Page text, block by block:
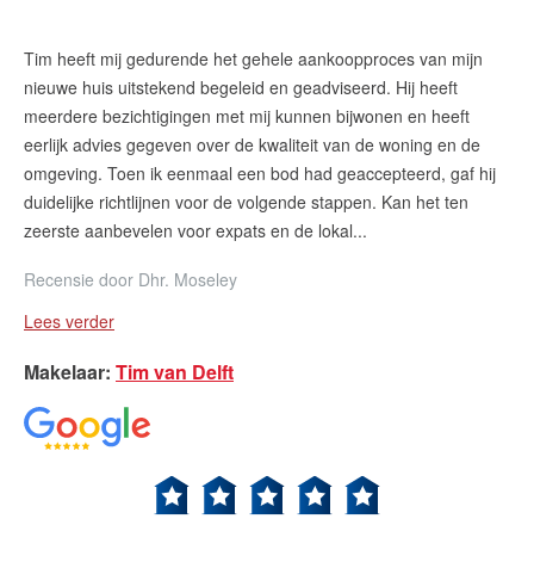
Tim heeft mij gedurende het gehele aankoopproces van mijn
nieuwe huis uitstekend begeleid en geadviseerd. Hij heeft
meerdere bezichtigingen met mij kunnen bijwonen en heeft
eerlijk advies gegeven over de kwaliteit van de woning en de
omgeving. Toen ik eenmaal een bod had geaccepteerd, gaf hij
duidelijke richtlijnen voor de volgende stappen. Kan het ten
zeerste aanbevelen voor expats en de lokal...
Recensie door Dhr. Moseley
Lees verder
Makelaar: Tim van Delft